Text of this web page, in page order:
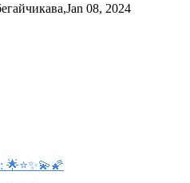
08, 2024
🌟⭐✨💫🌠